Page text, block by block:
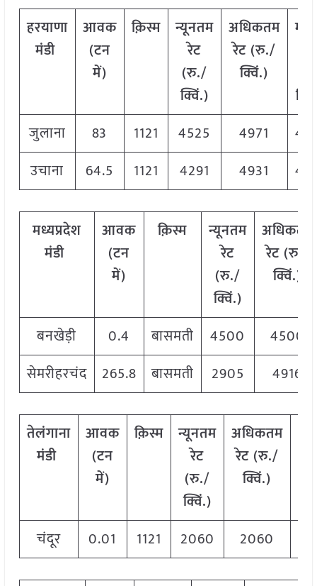
हरयाणा
मंडी
आवक
(टन
में)
क़िस्म
न्यूनतम
रेट
(रु./
क्विं.)
अधिकतम
रेट (रु./
क्विं.)
जुलाना
83 1121 4525 4971
उचाना
64.5 1121 4291 4931
मध्यप्रदेश
मंडी
आवक
(टन
में)
क़िस्म
न्यूनतम
रेट
(रु./
क्विं.)
अधिकतम
रेट (रु./
क्विं.)
बनखेड़ी 0.4 बासमती 4500
4500
सेमरीहरचंद
265.8 बासमती 2905 4916
तेलंगाना
मंडी
आवक
(टन
में)
क़िस्म
न्यूनतम
रेट
(रु./
क्विं.)
अधिकतम
रेट (रु./
क्विं.)
चंदूर
0.01 1121 2060 2060